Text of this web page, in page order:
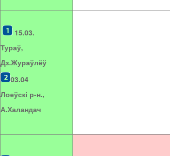
15.03.
Тураў,
Дз.Жураўлёў
03.04
Лоеўскі р-н.,
А.Халандач